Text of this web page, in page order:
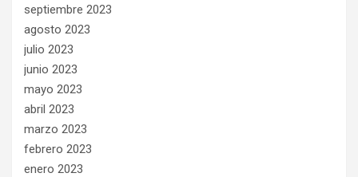
septiembre 2023
agosto 2023
julio 2023
junio 2023
mayo 2023
abril 2023
marzo 2023
febrero 2023
enero 2023